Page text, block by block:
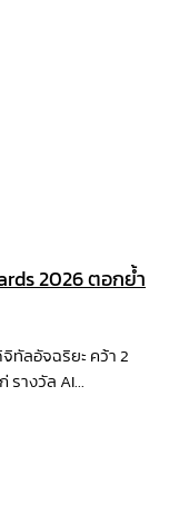
2026 ตอกย้ำ
ทัลอัจฉริยะ คว้า 2
รางวัล AI...